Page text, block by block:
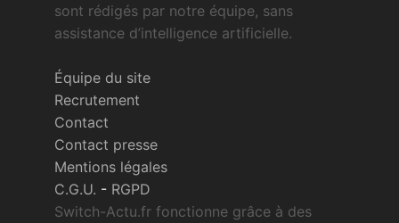
sont rédigés par notre équipe, sans
assistance d’intelligence artificielle.
Équipe du site
Recrutement
Contact
Contact presse
Mentions légales
C.G.U. - RGPD
Switch-Actu.fr fonctionne grâce à des